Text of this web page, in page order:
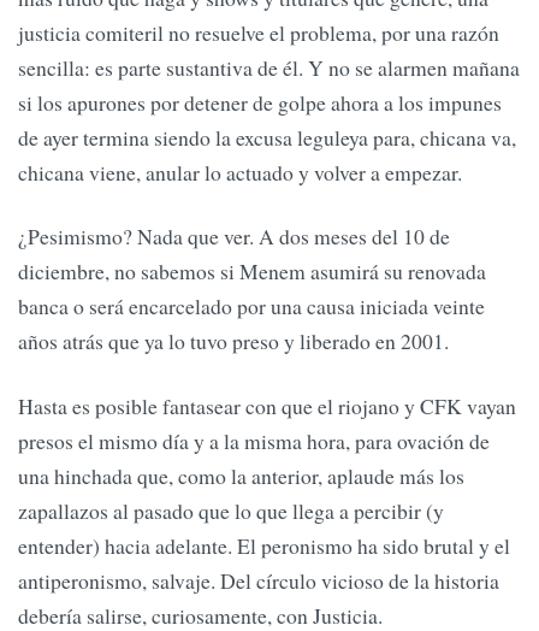
justicia comiteril no resuelve el problema, por una razón
sencilla: es parte sustantiva de él. Y no se alarmen mañana
si los apurones por detener de golpe ahora a los impunes
de ayer termina siendo la excusa leguleya para, chicana va,
chicana viene, anular lo actuado y volver a empezar.
¿Pesimismo? Nada que ver. A dos meses del 10 de
diciembre, no sabemos si Menem asumirá su renovada
banca o será encarcelado por una causa iniciada veinte
años atrás que ya lo tuvo preso y liberado en 2001.
Hasta es posible fantasear con que el riojano y CFK vayan
presos el mismo día y a la misma hora, para ovación de
una hinchada que, como la anterior, aplaude más los
zapallazos al pasado que lo que llega a percibir (y
entender) hacia adelante. El peronismo ha sido brutal y el
antiperonismo, salvaje. Del círculo vicioso de la historia
debería salirse, curiosamente, con Justicia.